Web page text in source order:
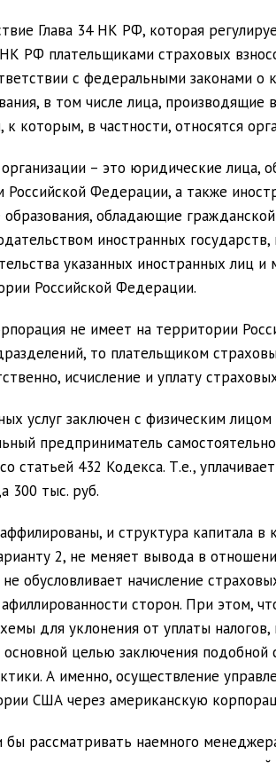
Глава 34 НК РФ, которая
РФ плательщиками страховых
с федеральными законами о
в том числе лица, производящие
которым, в частности, относятся
организации – это юридические лица,
Российской Федерации, а также
обладающие
иностранных
указанных иностранных лиц
Российской Федерации.
не имеет на территории
то плательщиком
исчисление и уплату
услуг заключен с физическим
предприниматель самостоятельно
статьей 432 Кодекса. Т.е.,
300 тыс. руб.
и структура капитала
2, не меняет вывода в
обусловливает начисление
сторон. При этом,
для уклонения от уплаты
целью заключения подобной
А именно, осуществление
США через американскую
бы рассматривать наемного